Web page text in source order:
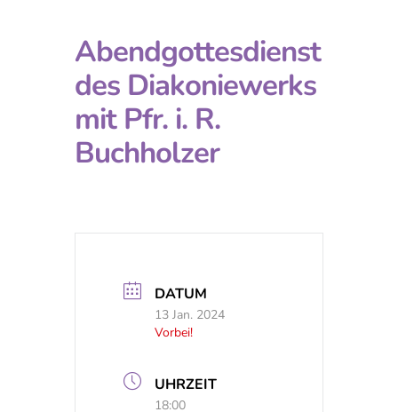
Abendgottesdienst
des Diakoniewerks
mit Pfr. i. R.
Buchholzer
DATUM
13 Jan. 2024
Vorbei!
UHRZEIT
18:00